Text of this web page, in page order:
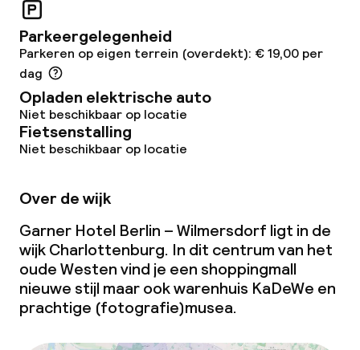
Parkeergelegenheid
Parkeren op eigen terrein (overdekt): € 19,00 per
dag
Opladen elektrische auto
Niet beschikbaar op locatie
Fietsenstalling
Niet beschikbaar op locatie
Over de wijk
Garner Hotel Berlin – Wilmersdorf ligt in de
wijk Charlottenburg. In dit centrum van het
oude Westen vind je een shoppingmall
nieuwe stijl maar ook warenhuis KaDeWe en
prachtige (fotografie)musea.